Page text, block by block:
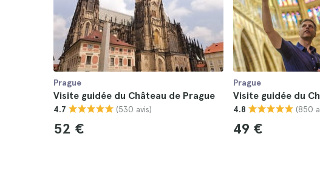
Prague
Visite guidée du Château de Prague
4.7 (530 avis)
52 €
Prague
Visite guidée du
4.8 (850
49 €